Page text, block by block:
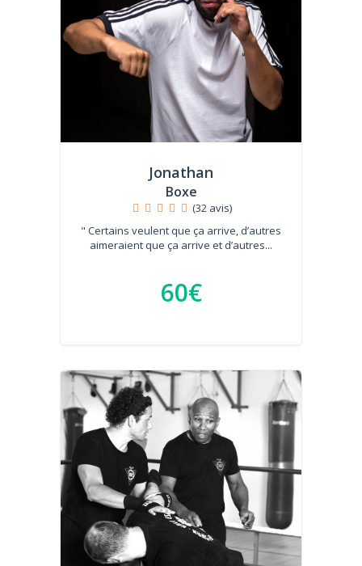
Jonathan
Boxe
(32 avis)
" Certains veulent que ça arrive, d’autres
aimeraient que ça arrive et d’autres...
60€